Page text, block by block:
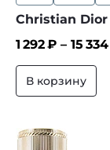
Christian Dior
1 292₽ – 15 334
В корзину